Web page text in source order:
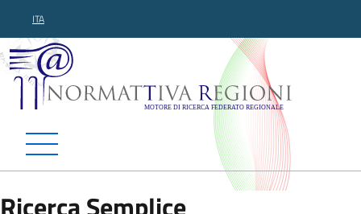
ITA
Normattiva Regioni -